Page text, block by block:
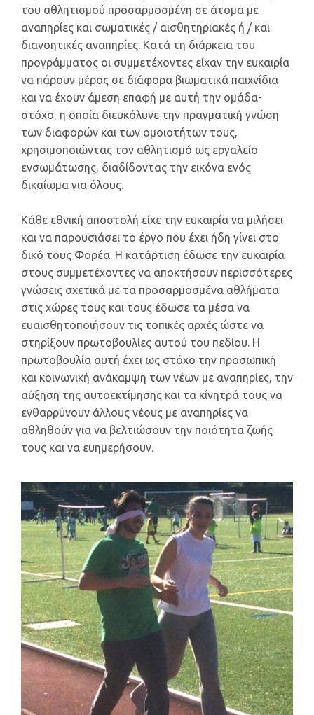
του αθλητισμού προσαρμοσμένη σε άτομα με
αναπηρίες και σωματικές / αισθητηριακές ή / και
διανοητικές αναπηρίες. Κατά τη διάρκεια του
προγράμματος οι συμμετέχοντες είχαν την ευκαιρία
να πάρουν μέρος σε διάφορα βιωματικά παιχνίδια
και να έχουν άμεση επαφή με αυτή την ομάδα-
στόχο, η οποία διευκόλυνε την πραγματική γνώση
των διαφορών και των ομοιοτήτων τους,
χρησιμοποιώντας τον αθλητισμό ως εργαλείο
ενσωμάτωσης, διαδίδοντας την εικόνα ενός
δικαίωμα για όλους.
Κάθε εθνική αποστολή είχε την ευκαιρία να μιλήσει
και να παρουσιάσει το έργο που έχει ήδη γίνει στο
δικό τους Φορέα. Η κατάρτιση έδωσε την ευκαιρία
στους συμμετέχοντες να αποκτήσουν περισσότερες
γνώσεις σχετικά με τα προσαρμοσμένα αθλήματα
στις χώρες τους και τους έδωσε τα μέσα να
ευαισθητοποιήσουν τις τοπικές αρχές ώστε να
στηρίξουν πρωτοβουλίες αυτού του πεδίου. Η
πρωτοβουλία αυτή έχει ως στόχο την προσωπική
και κοινωνική ανάκαμψη των νέων με αναπηρίες, την
αύξηση της αυτοεκτίμησης και τα κίνητρά τους να
ενθαρρύνουν άλλους νέους με αναπηρίες να
αθληθούν για να βελτιώσουν την ποιότητα ζωής
τους και να ευημερήσουν.